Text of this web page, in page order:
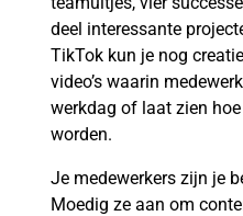
deel interessante
TikTok kun je nog
video’s waarin
werkdag of laat zien
worden.
Je medewerkers zijn je
Moedig ze aan om